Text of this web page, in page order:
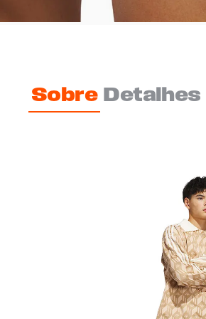
Sobre Detalhes